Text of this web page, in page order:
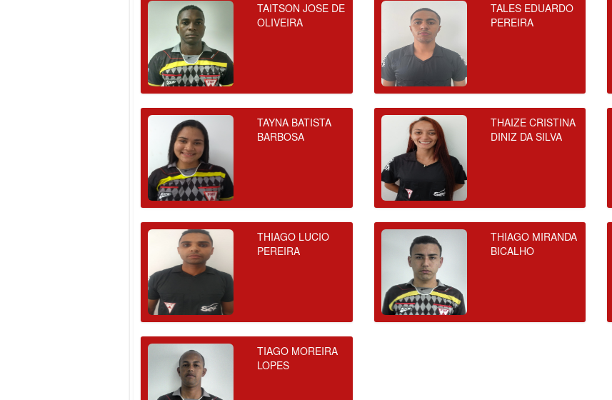
TAITSON JOSE DE
OLIVEIRA
TALES EDUARDO
PEREIRA
TAYNA BATISTA
BARBOSA
THAIZE CRISTINA
DINIZ DA SILVA
THIAGO LUCIO
PEREIRA
THIAGO MIRANDA
BICALHO
TIAGO MOREIRA
LOPES